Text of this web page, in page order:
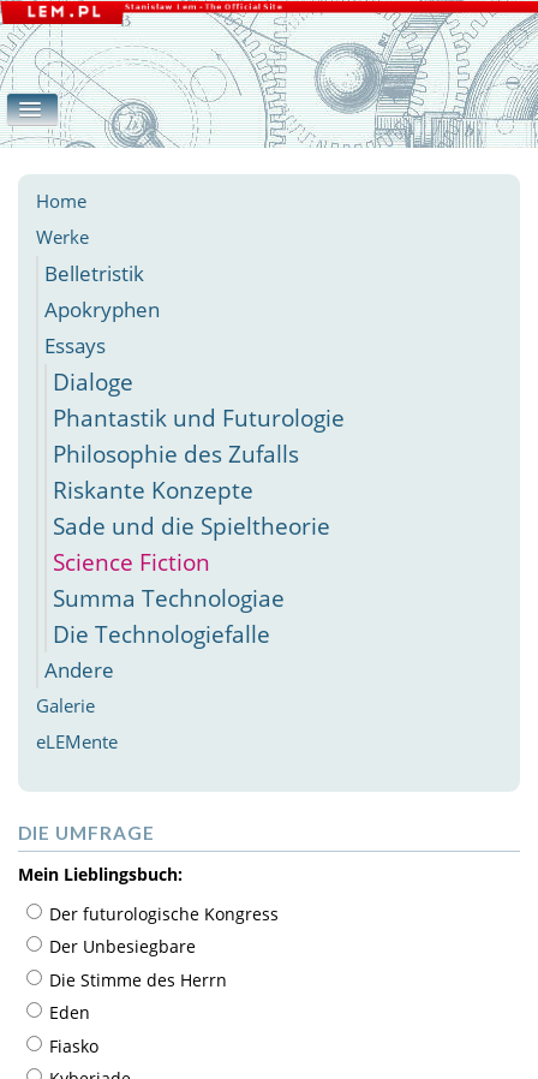
Belletristik
Home
Werke
Belletristik
Apokryphen
Essays
Dialoge
Phantastik und Futurologie
Philosophie des Zufalls
Riskante Konzepte
Sade und die Spieltheorie
Science Fiction
Summa Technologiae
Die Technologiefalle
Andere
Galerie
eLEMente
DIE UMFRAGE
Mein Lieblingsbuch:
Der futurologische Kongress
Der Unbesiegbare
Die Stimme des Herrn
Eden
Fiasko